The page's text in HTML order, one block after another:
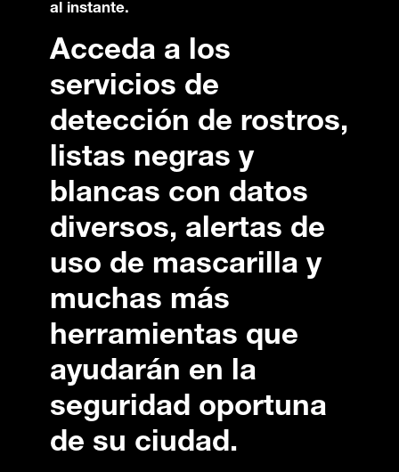
al instante.
Acceda a los
servicios de
detección de rostros,
listas negras y
blancas con datos
diversos, alertas de
uso de mascarilla y
muchas más
herramientas que
ayudarán en la
seguridad oportuna
de su ciudad.